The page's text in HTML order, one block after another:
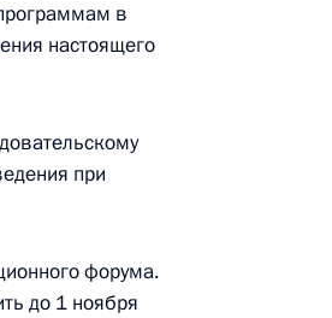
состояния»
«О внесении
в
настоящего
при
форума.
до 1 ноября